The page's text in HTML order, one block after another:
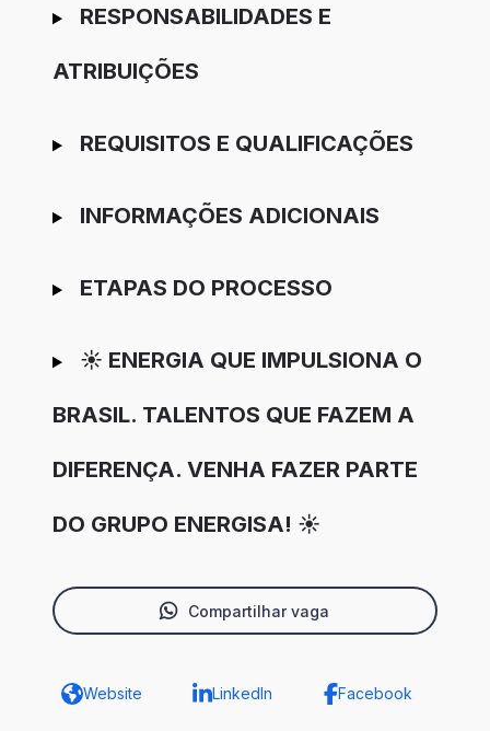
RESPONSABILIDADES E
ATRIBUIÇÕES
REQUISITOS E QUALIFICAÇÕES
INFORMAÇÕES ADICIONAIS
ETAPAS DO PROCESSO
☀️ ENERGIA QUE IMPULSIONA O
BRASIL. TALENTOS QUE FAZEM A
DIFERENÇA. VENHA FAZER PARTE
DO GRUPO ENERGISA! ☀️
Compartilhar vaga
Website LinkedIn Facebook